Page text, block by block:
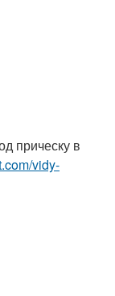
прическу в
vidy-